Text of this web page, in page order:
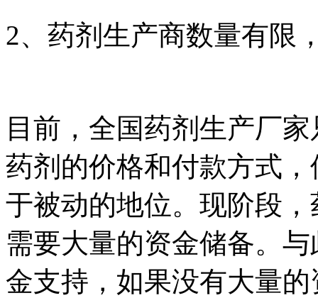
2、药剂生产商数量有限
目前，全国药剂生产厂
药剂的价格和付款方式
于被动的地位。现阶段
需要大量的资金储备。
金支持，如果没有大量